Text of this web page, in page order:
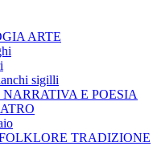
ARTE
sigilli
E POESIA
TRADIZIONE